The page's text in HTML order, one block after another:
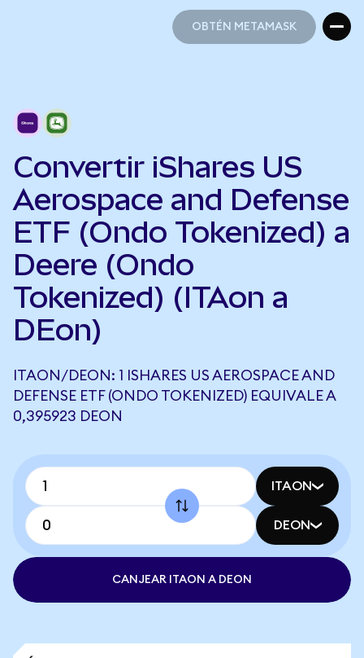
OBTÉN METAMASK
Convertir iShares US
Aerospace and Defense
ETF (Ondo Tokenized) a
Deere (Ondo
Tokenized) (ITAon a
DEon)
ITAON/DEON: 1 ISHARES US AEROSPACE AND
DEFENSE ETF (ONDO TOKENIZED) EQUIVALE A
0,395923 DEON
ITAON
DEON
CANJEAR ITAON A DEON